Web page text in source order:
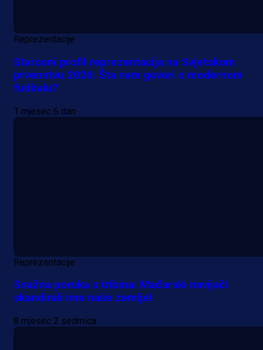
Reprezentacije
Starosni profil reprezentacija na Svjetskom
prvenstvu 2026: Šta nam govori o modernom
fudbalu?
1 mjesec 6 dan
Reprezentacije
Snažna poruka s tribina: Mađarski navijači
skandirali ime naše zemlje!
8 mjesec 2 sedmica